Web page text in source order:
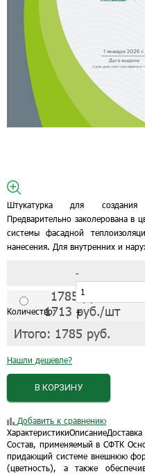
Штукатурка для создания
Предварительно заколерована
системы фасадной
нанесения. Для внутренних и
Количество:
-
+
1785руб./шт
1713 руб./шт
Итого: 1785 руб.
Нашли дешевле?
В КОРЗИНУ
Добавить к сравнению
ХарактеристикиОписание
Состав, применяемый в СФТК
придающий системе внешнюю
(цветность), а также